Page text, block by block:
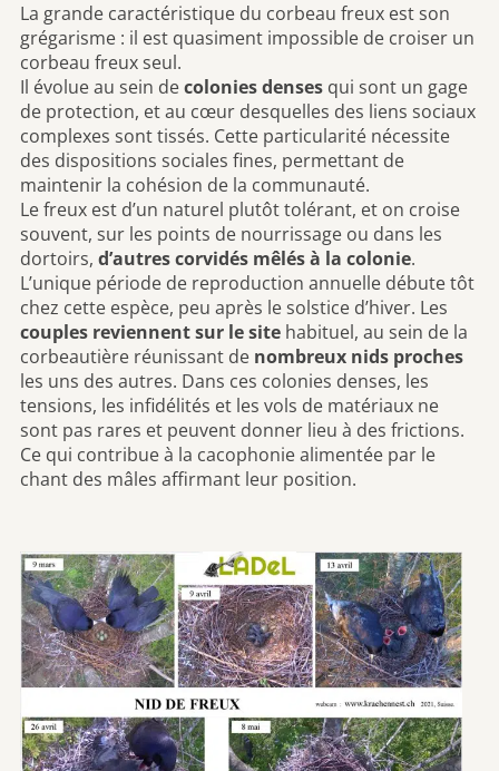
La grande caractéristique du corbeau freux est son
grégarisme : il est quasiment impossible de croiser un
corbeau freux seul.
Il évolue au sein decolonies denses qui sont un gage
de protection, et au cœur desquelles des liens sociaux
complexes sont tissés. Cette particularité nécessite
des dispositions sociales fines, permettant de
maintenir la cohésion de la communauté.
Le freux est d’un naturel plutôt tolérant, et on croise
souvent, sur les points de nourrissage ou dans les
dortoirs, d’autres corvidés mêlés à la colonie.
L’unique période de reproduction annuelle débute tôt
chez cette espèce, peu après le solstice d’hiver. Les
couples reviennent sur le site habituel, au sein de la
corbeautière réunissant de nombreux nids proches
les uns des autres. Dans ces colonies denses, les
tensions, les infidélités et les vols de matériaux ne
sont pas rares et peuvent donner lieu à des frictions.
Ce qui contribue à la cacophonie alimentée par le
chant des mâles affirmant leur position.